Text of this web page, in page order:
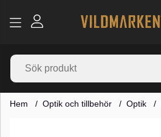
Hem Optik och tillbehör Optik